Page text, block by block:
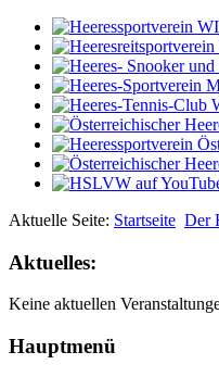
Aktuelle Seite: Startseite Der
Aktuelles:
Keine aktuellen
Hauptmenü